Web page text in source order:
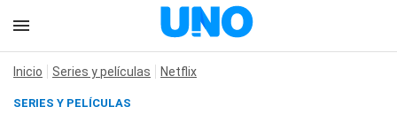
Inicio Series y películas Netflix
SERIES Y PELÍCULAS